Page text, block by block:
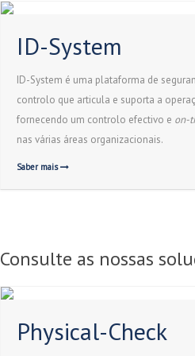
ID-System
ID-System é uma plataforma de
controlo que articula e suporta a
fornecendo um controlo efectivo e on-
nas várias áreas organizacionais.
Saber mais
Consulte as nossas
Physical-Check